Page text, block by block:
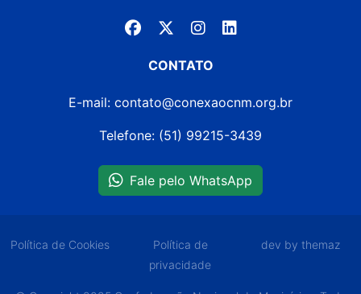
CONTATO
E-mail: contato@conexaocnm.org.br
Telefone: (51) 99215-3439
Fale pelo WhatsApp
Política de Cookies
Política de
privacidade
dev by themaz